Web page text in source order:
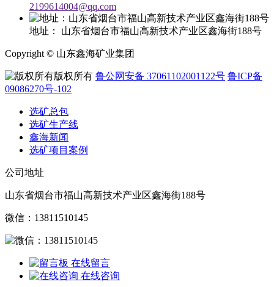
2199614004@qq.com
地址： 山东省烟台市福山高新技术产业区鑫海街188号
Copyright © 山东鑫海矿业集团
版权所有 鲁公网安备 37061102001122号 鲁ICP备
09086270号-102
选矿总包
选矿生产线
鑫海新闻
选矿项目案例
公司地址
山东省烟台市福山高新技术产业区鑫海街188号
微信：13811510145
在线留言
在线咨询